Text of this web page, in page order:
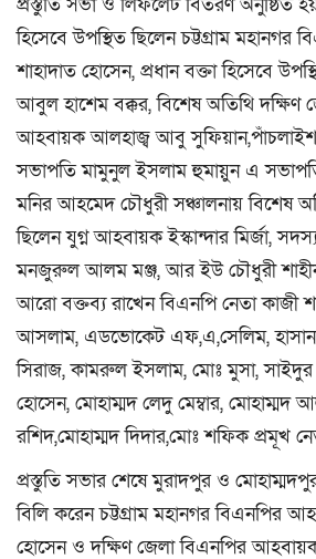
হিসেবে উপস্থিত ছিলেন চট্টগ্রাম মহানগর
শাহাদাত হোসেন, প্রধান বক্তা হিসেবে
আবুল হাশেম বক্কর, বিশেষ অতিথি দক্ষিণ
আহবায়ক আলহাজ্ব আবু সুফিয়ান,পাঁচলাইশ
সভাপতি মামুনুল ইসলাম হুমায়ুন এ
মনির আহমেদ চৌধুরী সঞ্চালনায় বিশেষ
ছিলেন যুগ্ন আহবায়ক ইস্কান্দার মির্জা,
মনজুরুল আলম মঞ্জ, আর ইউ চৌধুরী
আরো বক্তব্য রাখেন বিএনপি নেতা
আসলাম, এডভোকেট এফ,এ,সেলিম, হাসান
সিরাজ, কামরুল ইসলাম, মোঃ মুসা, সাইদুর
হোসেন, মোহাম্মদ লেদু মেম্বার, মোহাম্মদ
রশিদ,মোহাম্মদ দিদার,মোঃ শফিক প্রমূখ
প্রস্তুতি সভার শেষে মুরাদপুর ও
বিলি করেন চট্টগ্রাম মহানগর বিএনপির
হোসেন ও দক্ষিণ জেলা বিএনপির